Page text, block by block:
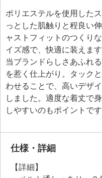
ポリエステルを使用した
っとした肌触りと程良い
ャストフィットのつくり
イズ感で、快適に装えます
当ブランドらしさあふれ
を惹く仕上がり。タック
わせることで、高いデザ
しました。適度な着丈で
しやすいのもポイントです
仕様・詳細
【詳細】